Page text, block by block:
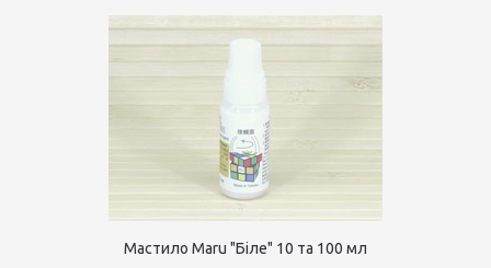
Мастило Maru "Біле" 10 та 100 мл